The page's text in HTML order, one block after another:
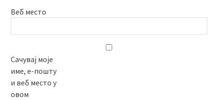
Веб место
Сачувај моје
име, е-пошту
и веб место у
овом